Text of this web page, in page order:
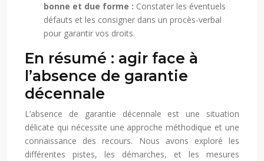
bonne et due forme : Constater les éventuels
défauts et les consigner dans un procès-verbal
pour garantir vos droits.
En résumé : agir face à
l’absence de garantie
décennale
L’absence de garantie décennale est une situation
délicate qui nécessite une approche méthodique et une
connaissance des recours. Nous avons exploré les
différentes pistes, les démarches, et les mesures